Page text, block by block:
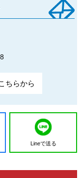
ちらから
Lineで送る